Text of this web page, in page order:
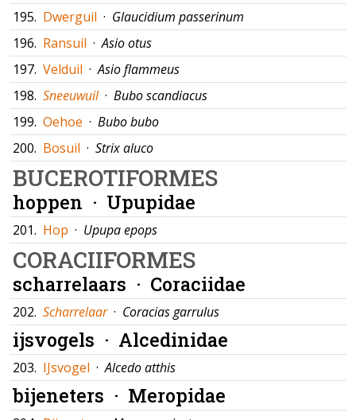
195. Dwerguil · Glaucidium passerinum
196. Ransuil ·Asio otus
197. Velduil ·Asio flammeus
198. Sneeuwuil · Bubo scandiacus
199. Oehoe · Bubo bubo
200. Bosuil · Strix aluco
BUCEROTIFORMES
hoppen · Upupidae
201. Hop · Upupa epops
CORACIIFORMES
scharrelaars · Coraciidae
202. Scharrelaar · Coracias garrulus
ijsvogels · Alcedinidae
203. IJsvogel ·Alcedo atthis
bijeneters · Meropidae